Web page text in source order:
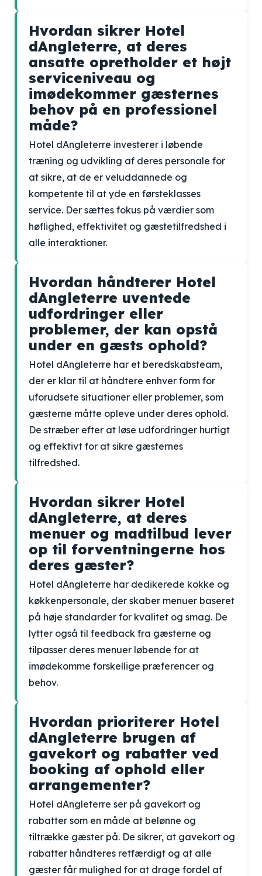
Hvordan sikrer Hotel
dAngleterre, at deres
ansatte opretholder et højt
serviceniveau og
imødekommer gæsternes
behov på en professionel
måde?
Hotel dAngleterre investerer i løbende
træning og udvikling af deres personale for
at sikre, at de er veluddannede og
kompetente til at yde en førsteklasses
service. Der sættes fokus på værdier som
høflighed, effektivitet og gæstetilfredshed i
alle interaktioner.
Hvordan håndterer Hotel
dAngleterre uventede
udfordringer eller
problemer, der kan opstå
under en gæsts ophold?
Hotel dAngleterre har et beredskabsteam,
der er klar til at håndtere enhver form for
uforudsete situationer eller problemer, som
gæsterne måtte opleve under deres ophold.
De stræber efter at løse udfordringer hurtigt
og effektivt for at sikre gæsternes
tilfredshed.
Hvordan sikrer Hotel
dAngleterre, at deres
menuer og madtilbud lever
op til forventningerne hos
deres gæster?
Hotel dAngleterre har dedikerede kokke og
køkkenpersonale, der skaber menuer baseret
på høje standarder for kvalitet og smag. De
lytter også til feedback fra gæsterne og
tilpasser deres menuer løbende for at
imødekomme forskellige præferencer og
behov.
Hvordan prioriterer Hotel
dAngleterre brugen af
gavekort og rabatter ved
booking af ophold eller
arrangementer?
Hotel dAngleterre ser på gavekort og
rabatter som en måde at belønne og
tiltrække gæster på. De sikrer, at gavekort og
rabatter håndteres retfærdigt og at alle
gæster får mulighed for at drage fordel af